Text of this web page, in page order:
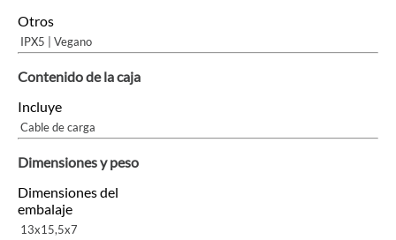
Otros
IPX5 | Vegano
Contenido de la caja
Incluye
Cable de carga
Dimensiones y peso
Dimensiones del
embalaje
13x15,5x7